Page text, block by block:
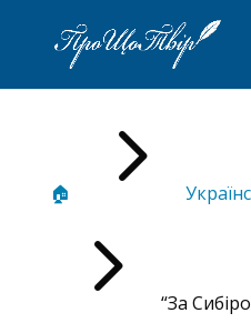
🏠 5
5
“За